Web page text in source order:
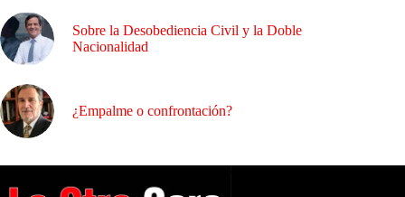
Sobre la Desobediencia Civil y la Doble
Nacionalidad
¿Empalme o confrontación?